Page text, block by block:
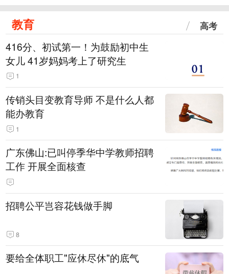
教育 高考
416分、初试第一！为鼓励初中生
女儿 41岁妈妈考上了研究生
1
传销头目变教育导师 不是什么人都
能办教育
1
广东佛山:已叫停季华中学教师招聘
工作 开展全面核查
招聘公平岂容花钱做手脚
8
要给全体职工"应休尽休"的底气